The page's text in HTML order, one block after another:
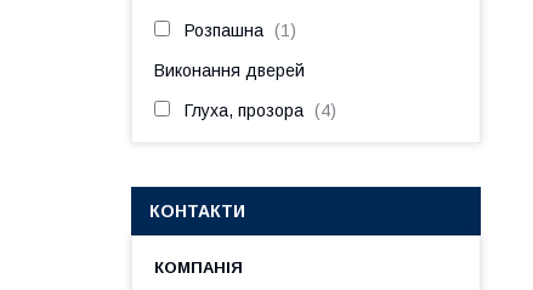
Розпашна 1
Виконання дверей
Глуха, прозора 4
КОНТАКТИ